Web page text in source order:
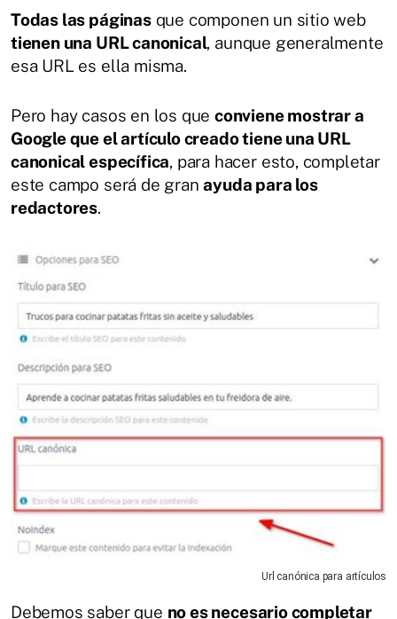
Todas las páginasque componen un sitio web
tienen una URL canonical, aunque generalmente
esa URL es ella misma.
Pero hay casos en los queconviene mostrar a
Google que el artículo creado tiene una URL
canonical específica, para hacer esto, completar
este campo será de granayuda para los
redactores.
Url canónica para artículos
Debemos saber que no es necesario completar